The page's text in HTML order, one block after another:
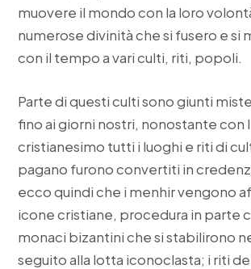
muovere il mondo con la loro
numerose divinità che si fusero e si
con il tempo a vari culti, riti, popoli.
Parte di questi culti sono giunti
fino ai giorni nostri, nonostante con
cristianesimo tutti i luoghi e riti di
pagano furono convertiti in
ecco quindi che i menhir vengono
icone cristiane, procedura in parte
monaci bizantini che si stabilirono
seguito alla lotta iconoclasta; i riti